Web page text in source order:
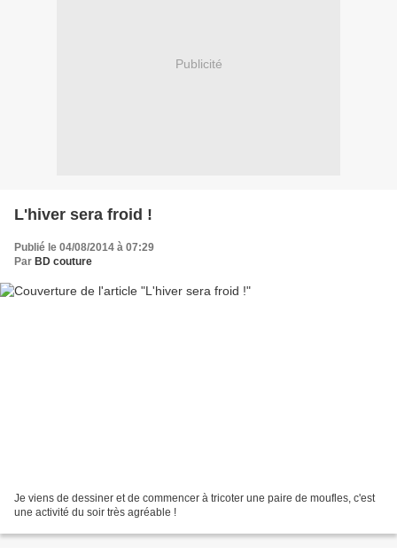
Publicité
L'hiver sera froid !
Publié le 04/08/2014 à 07:29
Par BD couture
Je viens de dessiner et de commencer à tricoter une paire de moufles, c'est
une activité du soir très agréable !